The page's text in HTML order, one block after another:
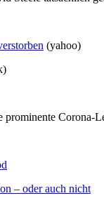
(yahoo)
prominente
– oder auch nicht